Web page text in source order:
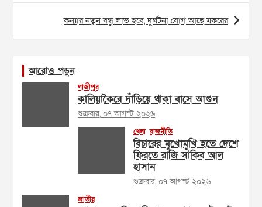
কন্যার নতুন বন্ধু লাভ হবে, দুর্ঘটনা যোগ আছে মকরের
আরোও পড়ুন
গাজীপুর
কালিয়াকৈরে দাঁড়িয়ে থাকা বাসে আগুন
শুক্রবার, ০৭ আগস্ট ২০২৬
খেলা রাজনীতি
বিচারের মুখোমুখি হতে দেশে
ফিরতে রাজি সাকিব আল
হাসান
শুক্রবার, ০৭ আগস্ট ২০২৬
জাতীয়